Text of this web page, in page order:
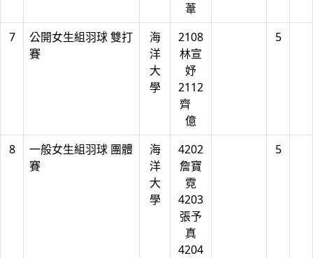
葦
7
公開女生組羽球 雙打
賽
海
洋
大
學
2108
林宣
妤
2112
齊
億
5
8
一般女生組羽球 團體
賽
海
洋
大
學
4202
詹寶
霓
4203
張予
真
4204
5